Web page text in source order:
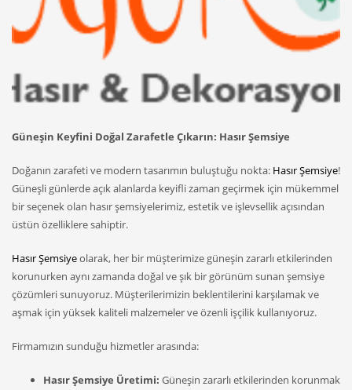
Güneşin Keyfini Doğal Zarafetle Çıkarın: Hasır Şemsiye
Doğanın zarafeti ve modern tasarımın buluştuğu nokta: Hasır Şemsiye!
Güneşli günlerde açık alanlarda keyifli zaman geçirmek için mükemmel
bir seçenek olan hasır şemsiyelerimiz, estetik ve işlevsellik açısından
üstün özelliklere sahiptir.
Hasır Şemsiyeolarak, her bir müşterimize güneşin zararlı etkilerinden
korunurken aynı zamanda doğal ve şık bir görünüm sunan şemsiye
çözümleri sunuyoruz. Müşterilerimizin beklentilerini karşılamak ve
aşmak için yüksek kaliteli malzemeler ve özenli işçilik kullanıyoruz.
Firmamızın sunduğu hizmetler arasında:
Hasır Şemsiye Üretimi: Güneşin zararlı etkilerinden korunmak